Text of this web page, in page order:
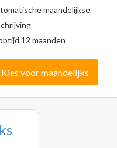
maandelijkse
12 maanden
Kies voor maandelijks